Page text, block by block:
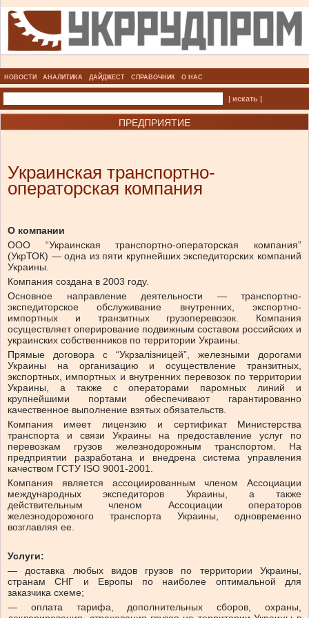
НОВОСТИ АНАЛИТИКА ДАЙДЖЕСТ СПРАВОЧНИК О НАС
| искать |
ПРЕДПРИЯТИЕ
Украинская транспортно-
операторская компания
О компании
ООО “Украинская транспортно-операторская компания”
(УкрТОК) — одна из пяти крупнейших экспедиторских компаний
Украины.
Компания создана в 2003 году.
Основное направление деятельности — транспортно-
экспедиторское обслуживание внутренних, экспортно-
импортных и транзитных грузоперевозок. Компания
осуществляет оперирование подвижным составом российских и
украинских собственников по территории Украины.
Прямые договора с “Укрзалізницей”, железными дорогами
Украины на организацию и осуществление транзитных,
экспортных, импортных и внутренних перевозок по территории
Украины, а также с операторами паромных линий и
крупнейшими портами обеспечивают гарантированно
качественное выполнение взятых обязательств.
Компания имеет лицензию и сертификат Министерства
транспорта и связи Украины на предоставление услуг по
перевозкам грузов железнодорожным транспортом. На
предприятии разработана и внедрена система управления
качеством ГСТУ ISO 9001-2001.
Компания является ассоциированным членом Ассоциации
международных экспедиторов Украины, а также
действительным членом Ассоциации операторов
железнодорожного транспорта Украины, одновременно
возглавляя ее.
Услуги:
— доставка любых видов грузов по территории Украины,
странам СНГ и Европы по наиболее оптимальной для
заказчика схеме;
— оплата тарифа, дополнительных сборов, охраны,